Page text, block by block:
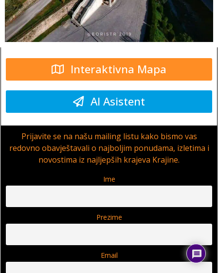
Interaktivna Mapa
AI Asistent
Prijavite se na našu mailing listu kako bismo vas
redovno obavještavali o najboljim ponudama, izletima i
novostima iz najljepših krajeva Krajine.
Ime
Prezime
Email